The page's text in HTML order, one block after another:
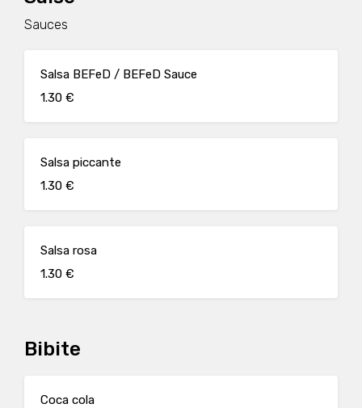
Sauces
Salsa BEFeD / BEFeD Sauce
1.30 €
Salsa piccante
1.30 €
Salsa rosa
1.30 €
Bibite
Coca cola